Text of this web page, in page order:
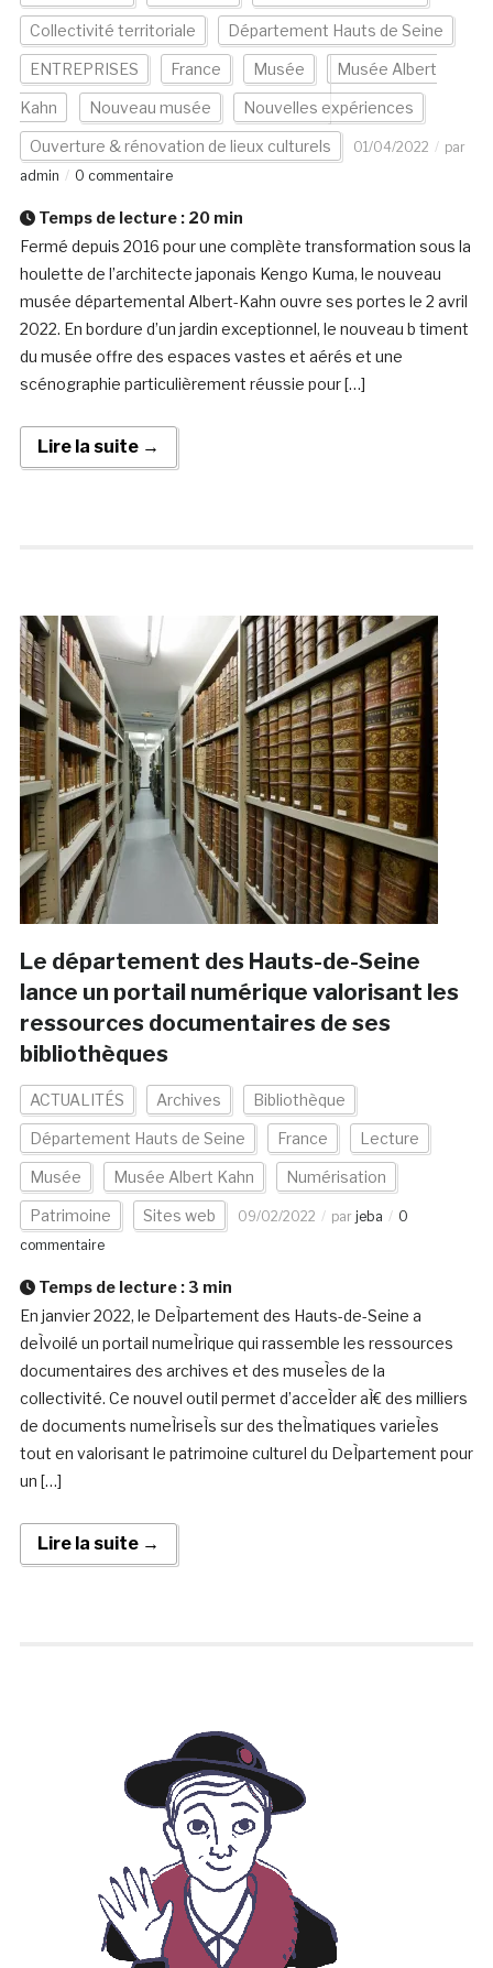
Collectivité territoriale Département Hauts de Seine
ENTREPRISES France Musée Musée Albert
Kahn Nouveau musée Nouvelles expériences
Ouverture & rénovation de lieux culturels 01/04/2022
par
admin
0 commentaire
Temps de lecture : 20 min
Fermé depuis 2016 pour une complète transformation sous la
houlette de l’architecte japonais Kengo Kuma, le nouveau
musée départemental Albert-Kahn ouvre ses portes le 2 avril
2022. En bordure d’un jardin exceptionnel, le nouveau b timent
du musée offre des espaces vastes et aérés et une
scénographie particulièrement réussie pour […]
Lire la suite →
Le département des Hauts-de-Seine
lance un portail numérique valorisant les
ressources documentaires de ses
bibliothèques
ACTUALITÉS Archives Bibliothèque
Département Hauts de Seine France Lecture
Musée Musée Albert Kahn Numérisation
Patrimoine Sites web 09/02/2022 par jeba
0
commentaire
Temps de lecture : 3 min
En janvier 2022, le DeÌpartement des Hauts-de-Seine a
deÌvoilé un portail numeÌrique qui rassemble les ressources
documentaires des archives et des museÌes de la
collectivité. Ce nouvel outil permet d’acceÌder aÌ€ des milliers
de documents numeÌriseÌs sur des theÌmatiques varieÌes
tout en valorisant le patrimoine culturel du DeÌpartement pour
un […]
Lire la suite →